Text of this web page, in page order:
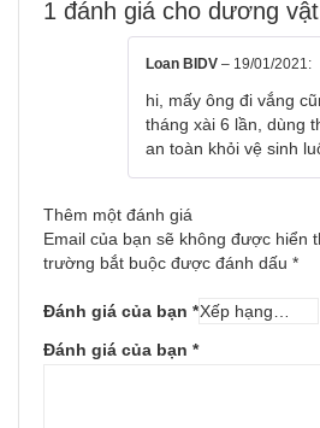
1 đánh giá cho dương
Loan BIDV – 19/01/2021 :
hi, mấy ông đi vắng
tháng xài 6 lần, dùng
an toàn khỏi vệ sinh
Thêm một đánh giá
Email của bạn sẽ không được hiển
trường bắt buộc được đánh dấu *
Đánh giá của bạn *
Đánh giá của bạn *